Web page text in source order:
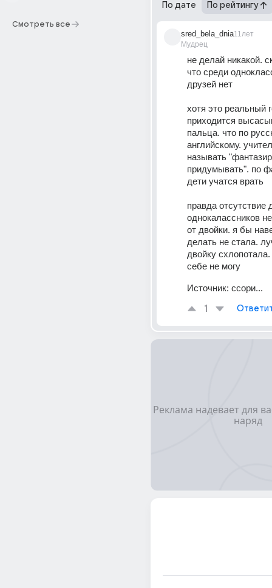
Смотреть все
По дате По рейтингу
sred_bela_dnia
Мудрец
11лет
не делай никакой.
что среди
друзей нет
хотя это реальный
приходится
пальца. что по
английскому.
называть
придумывать". по
дети учатся врать
правда отсутствие
однокалассников
от двойки. я бы
делать не стала.
двойку
себе не могу
Источник: ссори...
1